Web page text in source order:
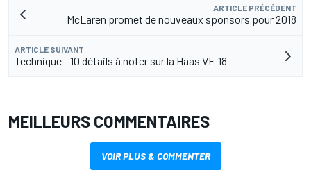
ARTICLE PRÉCÉDENT
McLaren promet de nouveaux sponsors pour 2018
ARTICLE SUIVANT
Technique - 10 détails à noter sur la Haas VF-18
MEILLEURS COMMENTAIRES
VOIR PLUS & COMMENTER